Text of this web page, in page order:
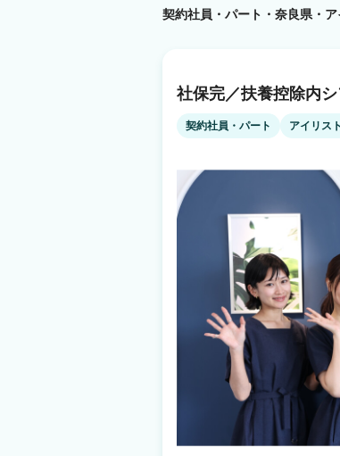
契約社員・パート・奈良県・
社保完／扶養控除内
契約社員・パート アイリスト